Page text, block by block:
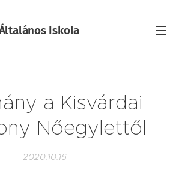
Iskola
a Kisvárdai
Nőegylettől
2020.10.16